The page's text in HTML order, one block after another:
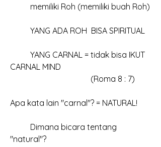
	memiliki Roh (memiliki buah Roh)
	YANG ADA ROH  BISA SPIRITUAL
CARNAL MIND
				(Roma 8 : 7)
Apa kata lain "carnal"? = NATURAL!
"natural"?